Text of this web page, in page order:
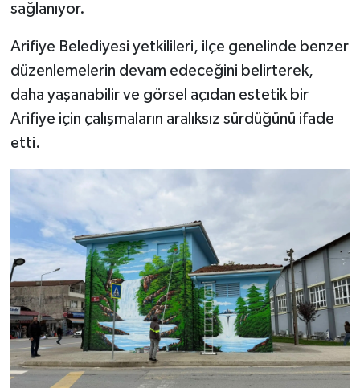
sağlanıyor.
Arifiye Belediyesi yetkilileri, ilçe genelinde benzer
düzenlemelerin devam edeceğini belirterek,
daha yaşanabilir ve görsel açıdan estetik bir
Arifiye için çalışmaların aralıksız sürdüğünü ifade
etti.